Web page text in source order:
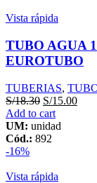
Vista rápida
TUBO AGUA
EUROTUBO
TUBERIAS,
S/18.30 S/15.00
Add to cart
UM: unidad
Cód.: 892
-16%
Vista rápida